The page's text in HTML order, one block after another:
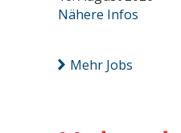
Nähere Infos
Mehr Jobs